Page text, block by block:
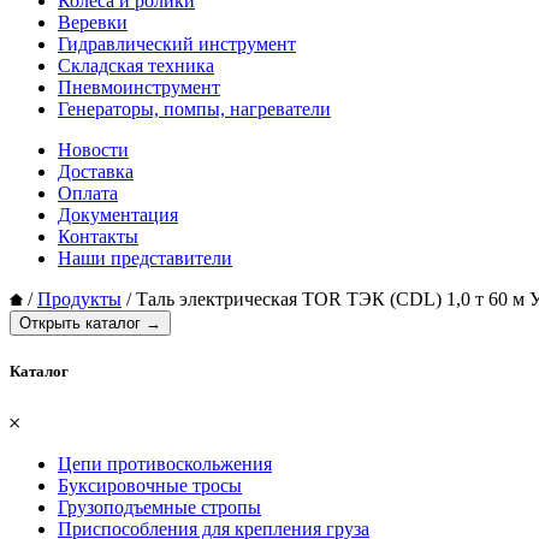
Веревки
Гидравлический инструмент
Складская техника
Пневмоинструмент
Генераторы, помпы, нагреватели
Новости
Доставка
Оплата
Документация
Контакты
Наши представители
/Продукты /Таль электрическая TOR ТЭК (CDL) 1,0 т 60 м
Открыть каталог →
Каталог
𐄂
Цепи противоскольжения
Буксировочные тросы
Грузоподъемные стропы
Приспособления для крепления груза